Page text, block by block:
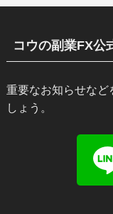
コウの副業FX公
重要なお知らせなど
しょう。